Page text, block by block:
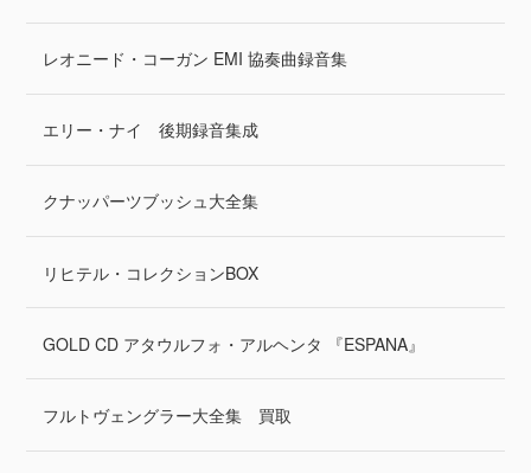
レオニード・コーガン EMI 協奏曲録音集
エリー・ナイ 後期録音集成
クナッパーツブッシュ大全集
リヒテル・コレクションBOX
GOLD CD アタウルフォ・アルヘンタ 『ESPANA』
フルトヴェングラー大全集 買取